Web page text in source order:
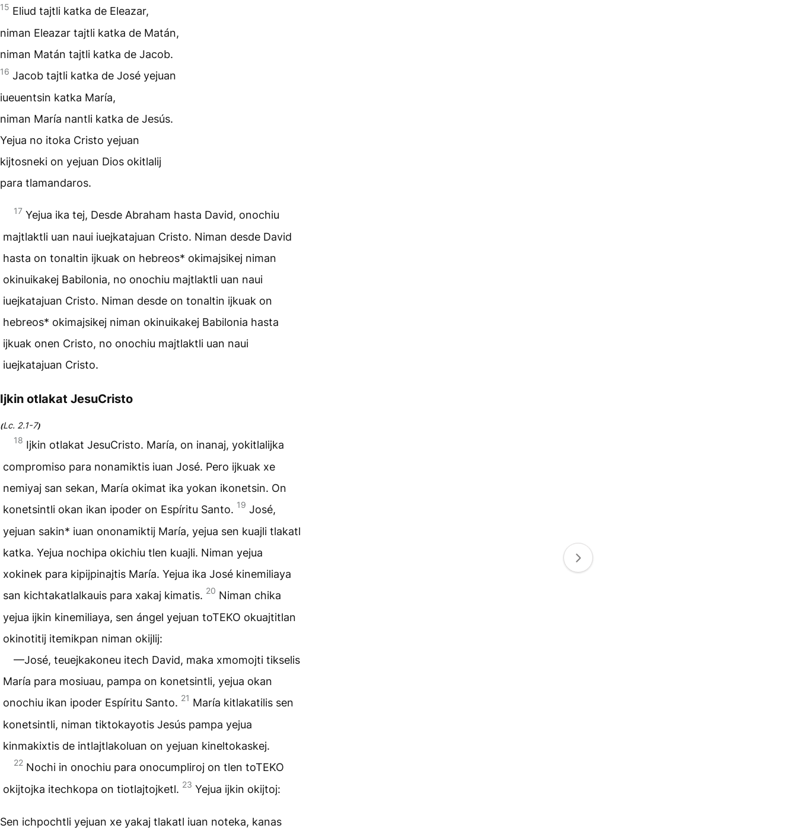
15 Eliud tajtli katka de Eleazar,
niman Eleazar tajtli katka de Matán,
niman Matán tajtli katka de Jacob.
16 Jacob tajtli katka de José yejuan
iueuentsin katka María,
niman María nantli katka de Jesús.
Yejua no itoka Cristo yejuan
kijtosneki on yejuan Dios okitlalij
para tlamandaros.
17 Yejua ika tej, Desde Abraham hasta David, onochiu
majtlaktli uan naui iuejkatajuan Cristo. Niman desde David
hasta on tonaltin ijkuak on hebreos* okimajsikej niman
okinuikakej Babilonia, no onochiu majtlaktli uan naui
iuejkatajuan Cristo. Niman desde on tonaltin ijkuak on
hebreos* okimajsikej niman okinuikakej Babilonia hasta
ijkuak onen Cristo, no onochiu majtlaktli uan naui
iuejkatajuan Cristo.
Ijkin otlakat JesuCristo
(Lc. 2.1-7)
18 Ijkin otlakat JesuCristo. María, on inanaj, yokitlalijka
compromiso para nonamiktis iuan José. Pero ijkuak xe
nemiyaj san sekan, María okimat ika yokan ikonetsin. On
konetsintli okan ikan ipoder on Espíritu Santo. 19 José,
yejuan sakin* iuan ononamiktij María, yejua sen kuajli tlakatl
katka. Yejua nochipa okichiu tlen kuajli. Niman yejua
xokinek para kipijpinajtis María. Yejua ika José kinemiliaya
san kichtakatlalkauis para xakaj kimatis. 20 Niman chika
yejua ijkin kinemiliaya, sen ángel yejuan toTEKO okuajtitlan
okinotitij itemikpan niman okijlij:
—José, teuejkakoneu itech David, maka xmomojti tikselis
María para mosiuau, pampa on konetsintli, yejua okan
onochiu ikan ipoder Espíritu Santo. 21 María kitlakatilis sen
konetsintli, niman tiktokayotis Jesús pampa yejua
kinmakixtis de intlajtlakoluan on yejuan kineltokaskej.
22 Nochi in onochiu para onocumpliroj on tlen toTEKO
okijtojka itechkopa on tiotlajtojketl. 23 Yejua ijkin okijtoj:
Sen ichpochtli yejuan xe yakaj tlakatl iuan noteka, kanas